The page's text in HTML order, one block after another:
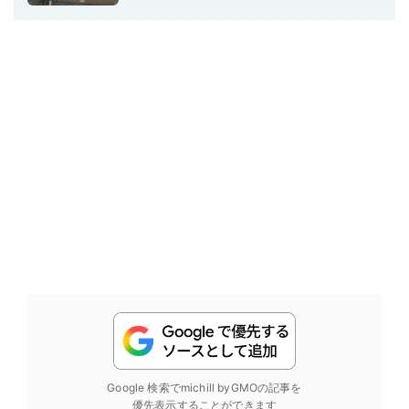
Google 検索でmichill byGMOの記事を
優先表示することができます